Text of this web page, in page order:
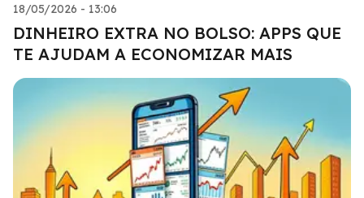
18/05/2026 - 13:06
DINHEIRO EXTRA NO BOLSO: APPS QUE
TE AJUDAM A ECONOMIZAR MAIS